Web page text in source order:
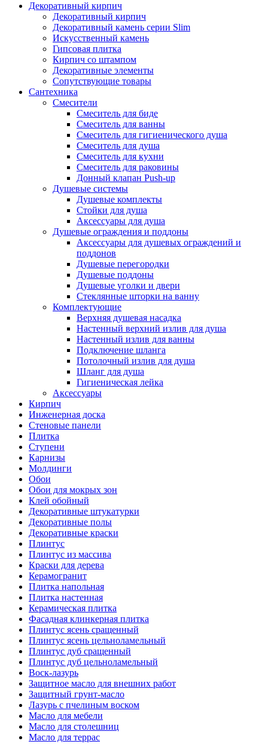
Декоративный кирпич
Декоративный кирпич
Декоративный камень серии Slim
Искусственный камень
Гипсовая плитка
Кирпич со штампом
Декоративные элементы
Сопутствующие товары
Сантехника
Смесители
Смеситель для биде
Смеситель для ванны
Смеситель для гигиенического душа
Смеситель для душа
Смеситель для кухни
Смеситель для раковины
Донный клапан Push-up
Душевые системы
Душевые комплекты
Стойки для душа
Аксессуары для душа
Душевые ограждения и поддоны
Аксессуары для душевых ограждений и
поддонов
Душевые перегородки
Душевые поддоны
Душевые уголки и двери
Стеклянные шторки на ванну
Комплектующие
Верхняя душевая насадка
Настенный верхний излив для душа
Настенный излив для ванны
Подключение шланга
Потолочный излив для душа
Шланг для душа
Гигиеническая лейка
Аксессуары
Кирпич
Инженерная доска
Стеновые панели
Плитка
Ступени
Карнизы
Молдинги
Обои
Обои для мокрых зон
Клей обойный
Декоративные штукатурки
Декоративные полы
Декоративные краски
Плинтус
Плинтус из массива
Краски для дерева
Керамогранит
Плитка напольная
Плитка настенная
Керамическая плитка
Фасадная клинкерная плитка
Плинтус ясень сращенный
Плинтус ясень цельноламельный
Плинтус дуб сращенный
Плинтус дуб цельноламельный
Воск-лазурь
Защитное масло для внешних работ
Защитный грунт-масло
Лазурь с пчелиным воском
Масло для мебели
Масло для столешниц
Масло для террас